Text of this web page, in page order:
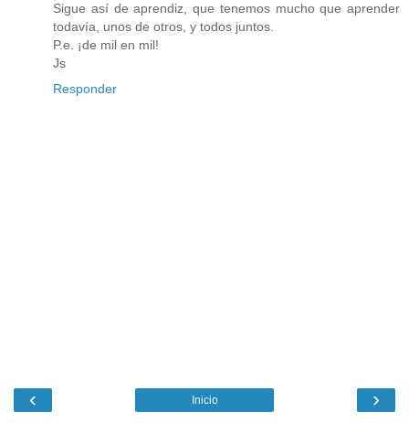
Sigue así de aprendiz, que tenemos mucho que aprender
todavía, unos de otros, y todos juntos.
P.e. ¡de mil en mil!
Js
Responder
‹ ›
Inicio